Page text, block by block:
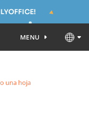
MENU
una hoja